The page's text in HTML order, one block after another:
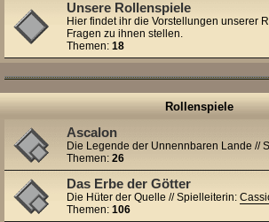
Unsere Rollenspiele
Hier findet ihr die Vorstellungen unserer
Fragen zu ihnen stellen.
Themen: 18
Rollenspiele
Ascalon
Die Legende der Unnennbaren Lande //
Themen: 26
Das Erbe der Götter
Die Hüter der Quelle // Spielleiterin:
Themen: 106